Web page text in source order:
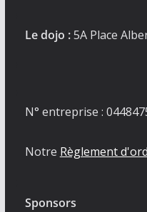
Le dojo :5A Place
N° entreprise :
Notre Règlement
Sponsors